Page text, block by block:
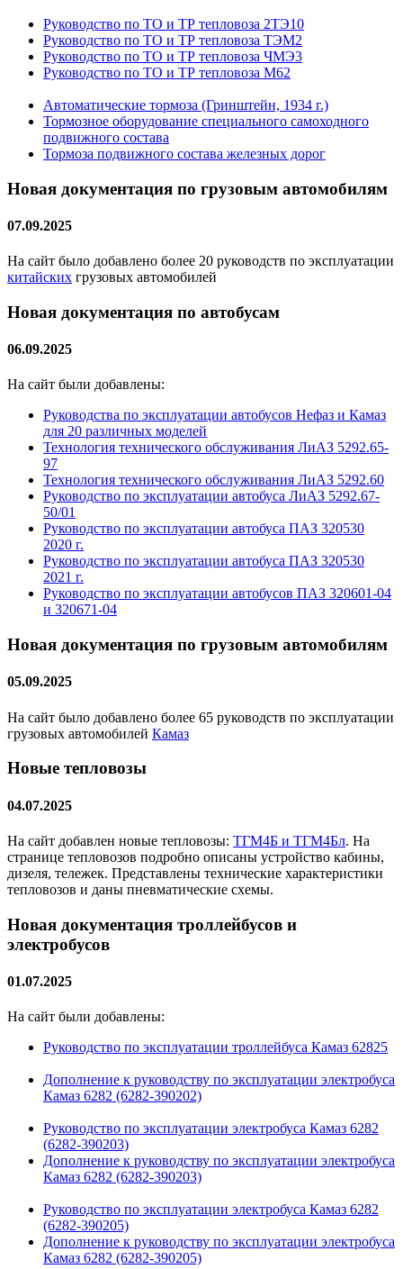
Руководство по ТО и ТР тепловоза 2ТЭ10
Руководство по ТО и ТР тепловоза ТЭМ2
Руководство по ТО и ТР тепловоза ЧМЭ3
Руководство по ТО и ТР тепловоза М62
Автоматические тормоза (Гринштейн, 1934 г.)
Тормозное оборудование специального самоходного
подвижного состава
Тормоза подвижного состава железных дорог
Новая документация по грузовым автомобилям
07.09.2025
На сайт было добавлено более 20 руководств по эксплуатации
китайских грузовых автомобилей
Новая документация по автобусам
06.09.2025
На сайт были добавлены:
Руководства по эксплуатации автобусов Нефаз и Камаз
для 20 различных моделей
Технология технического обслуживания ЛиАЗ 5292.65-
97
Технология технического обслуживания ЛиАЗ 5292.60
Руководство по эксплуатации автобуса ЛиАЗ 5292.67-
50/01
Руководство по эксплуатации автобуса ПАЗ 320530
2020 г.
Руководство по эксплуатации автобуса ПАЗ 320530
2021 г.
Руководство по эксплуатации автобусов ПАЗ 320601-04
и 320671-04
Новая документация по грузовым автомобилям
05.09.2025
На сайт было добавлено более 65 руководств по эксплуатации
грузовых автомобилей Камаз
Новые тепловозы
04.07.2025
На сайт добавлен новые тепловозы: ТГМ4Б и ТГМ4Бл. На
странице тепловозов подробно описаны устройство кабины,
дизеля, тележек. Представлены технические характеристики
тепловозов и даны пневматические схемы.
Новая документация троллейбусов и
электробусов
01.07.2025
На сайт были добавлены:
Руководство по эксплуатации троллейбуса Камаз 62825
Дополнение к руководству по эксплуатации электробуса
Камаз 6282 (6282-390202)
Руководство по эксплуатации электробуса Камаз 6282
(6282-390203)
Дополнение к руководству по эксплуатации электробуса
Камаз 6282 (6282-390203)
Руководство по эксплуатации электробуса Камаз 6282
(6282-390205)
Дополнение к руководству по эксплуатации электробуса
Камаз 6282 (6282-390205)